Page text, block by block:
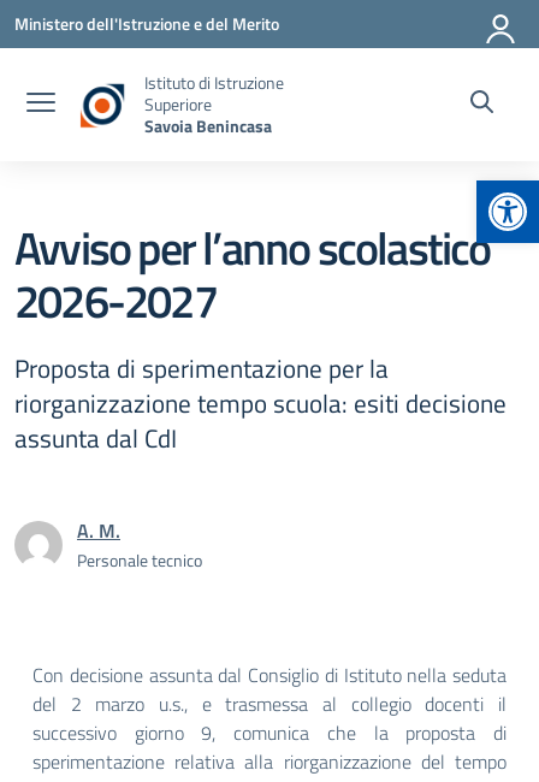
Vai ai contenuti
Vai al menu di navigazione
Vai al footer
Ministero dell'Istruzione e del Merito
Istituto di Istruzione
Superiore
Savoia Benincasa
Avviso per l’anno scolastico
2026-2027
Proposta di sperimentazione per la
riorganizzazione tempo scuola: esiti decisione
assunta dal CdI
A. M.
Personale tecnico
Con decisione assunta dal Consiglio di Istituto nella seduta
del 2 marzo u.s., e trasmessa al collegio docenti il
successivo giorno 9, comunica che la proposta di
sperimentazione relativa alla riorganizzazione del tempo